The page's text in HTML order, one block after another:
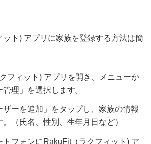
ット) アプリに家族を登録する方法は簡
フィット) アプリを開き、メニューか
管理」を選択します。
ザーを追加」をタップし、家族の情報
。（氏名、性別、生年月日など）
トフォンにRakuFit（ラクフィット) ア